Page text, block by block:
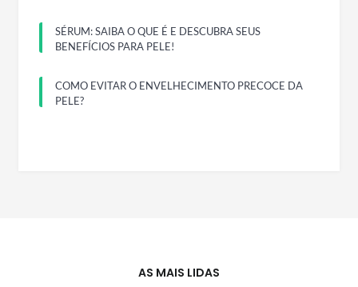
SÉRUM: SAIBA O QUE É E DESCUBRA SEUS
BENEFÍCIOS PARA PELE!
COMO EVITAR O ENVELHECIMENTO PRECOCE DA
PELE?
AS MAIS LIDAS